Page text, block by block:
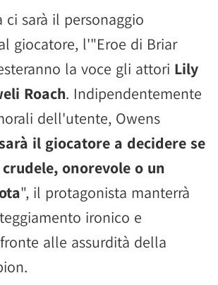
ci sarà il personaggio
giocatore, l'"Eroe di Briar
la voce gli attori Lily
Roach. Indipendentemente
dell'utente, Owens
il giocatore a decidere se
onorevole o un
", il protagonista manterrà
ironico e
alle assurdità della